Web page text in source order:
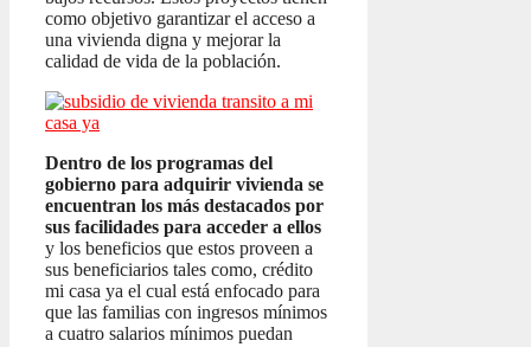
como objetivo garantizar el acceso a
una vivienda digna y mejorar la
calidad de vida de la población.
Dentro de los programas del
gobierno para adquirir vivienda se
encuentran los más destacados por
sus facilidades para acceder a ellos
y los beneficios que estos proveen a
sus beneficiarios tales como, crédito
mi casa ya el cual está enfocado para
que las familias con ingresos mínimos
a cuatro salarios mínimos puedan